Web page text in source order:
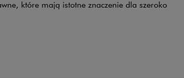
które mają istotne znaczenie dla szeroko